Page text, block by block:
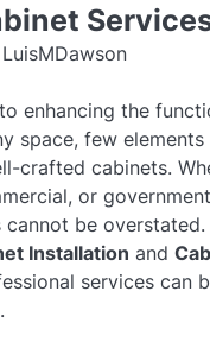
LuisMDawson
enhancing the
space, few elements
crafted cabinets.
or
be overstated.
Installation and
services can